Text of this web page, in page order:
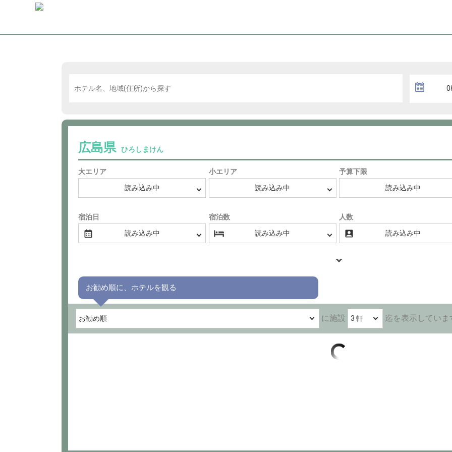
広島県 ひろしまけん
大エリア 小エリア 予算下限
宿泊日 宿泊数 人数
お勧め順に、ホテルを観る
に施設 迄を表示 していま